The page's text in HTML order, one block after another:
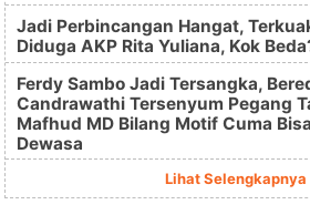
Jadi Perbincangan Hangat,
Diduga AKP Rita Yuliana, Kok
Ferdy Sambo Jadi Tersangka,
Candrawathi Tersenyum Pegang
Mafhud MD Bilang Motif Cuma
Dewasa
Lihat Selengkapnya